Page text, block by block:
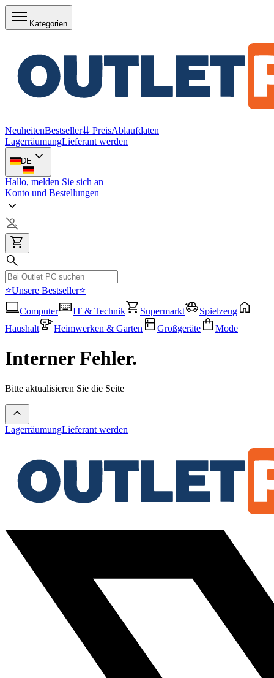
Kategorien
NeuheitenBestseller⇊ PreisAblaufdaten
LagerräumungLieferant werden
DE
Hallo, melden Sie sich an
Konto und Bestellungen
⭐Unsere Bestseller⭐
Computer
IT & Technik Supermarkt
Spielzeug
Haushalt
Heimwerken & Garten Großgeräte Mode
Interner Fehler.
Bitte aktualisieren Sie die Seite
LagerräumungLieferant werden